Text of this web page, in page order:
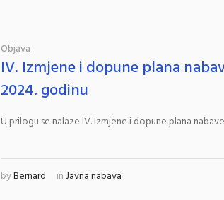
Objava
IV. Izmjene i dopune plana
2024. godinu
U prilogu se nalaze IV. Izmjene i dopune plana
byBernard inJavna nabava